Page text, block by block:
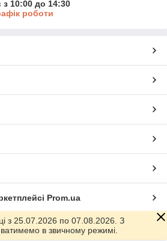
10:00 до 14:30
роботи
Prom.ua
з 25.07.2026 по 07.08.2026. З
в звичному режимі.